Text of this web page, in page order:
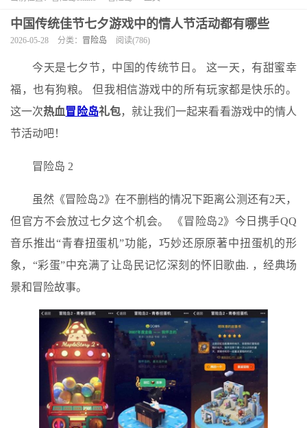
中国传统佳节七夕游戏中的情人节活动都有哪些
2026-05-28 分类： 冒险岛 阅读(786)
今天是七夕节，中国的传统节日。 这一天，有甜蜜幸
福，也有狗粮。 但我相信游戏中的所有玩家都是快乐的。
这一次热血冒险岛礼包，就让我们一起来看看游戏中的情人
节活动吧！
冒险岛 2
虽然《冒险岛2》在不删档的情况下距离公测还有2天，
但官方不会放过七夕这个机会。 《冒险岛2》今日携手QQ
音乐推出“青春扭蛋机”功能，巧妙还原原著中扭蛋机的形
象，“彩蛋”中充满了让岛民记忆深刻的怀旧歌曲. ，经典场
景和冒险故事。